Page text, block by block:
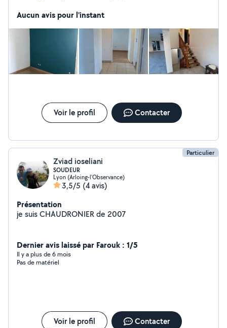
Pose des cuisines équipées. Montage démontage de
, meuble de salon ) Bricolage divers : fixation des
tringles rideaux , lustres,cadres , miroirs , support TV -
Travaux des bâtiments également en général papier
peint panteur placo plâtre........ et ect. Pour plus
d'informations n'hésitez pas m'envoyer msg merci
Aucun avis pour l'instant
Voir le profil Contacter
Particulier
Zviad ioseliani
SOUDEUR
Lyon (Arloing-l'Observance)
3,5/5 (4 avis)
Présentation
je suis CHAUDRONIER de 2007
Dernier avis laissé par Farouk : 1/5
Il y a plus de 6 mois
Pas de matériel
Voir le profil Contacter